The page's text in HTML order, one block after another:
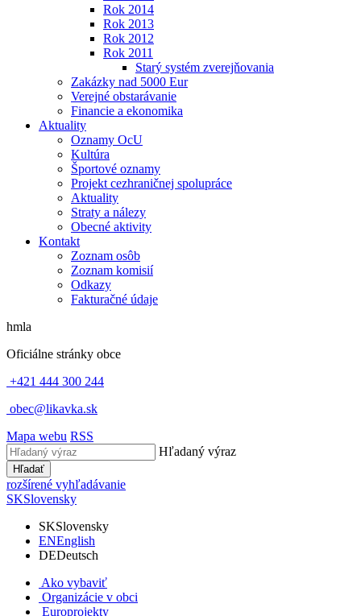
Rok 2014
Rok 2013
Rok 2012
Rok 2011
Starý systém zverejňovania
Zakázky nad 5000 Eur
Verejné obstarávanie
Financie a ekonomika
Aktuality
Oznamy OcU
Kultúra
Športové oznamy
Projekt cezhraničnej spolupráce
Aktuality
Straty a nálezy
Obecné aktivity
Kontakt
Zoznam osôb
Zoznam komisií
Odkazy
Fakturačné údaje
hmla
Oficiálne stránky obce
+421 444 300 244
obec@likavka.sk
Mapa webu RSS
Hľadaný výraz
Hľadať
rozšírené vyhľadávanie
SKSlovensky
SKSlovensky
ENEnglish
DEDeutsch
Ako vybaviť
Organizácie v obci
Europrojekty